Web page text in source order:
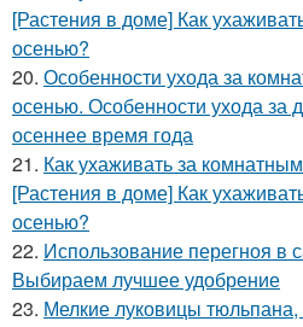
[Растения в доме] Как
осенью?
20. Особенности ухода за
осенью. Особенности ухода
осеннее время года
21. Как ухаживать за
[Растения в доме] Как
осенью?
22. Использование перегноя в
Выбираем лучшее удобрение
23. Мелкие луковицы тюльпана,